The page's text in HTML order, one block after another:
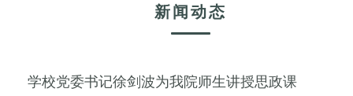
新闻动态
学校党委书记徐剑波为我院师生讲授思政课